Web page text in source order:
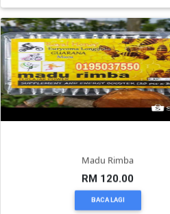
Madu Rimba
RM 120.00
BACA LAGI